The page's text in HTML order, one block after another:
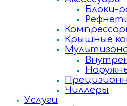
Блоки-
Крышные
Чиллеры
Услуги